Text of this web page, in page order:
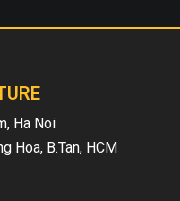
Ha Noi
Hoa, B.Tan, HCM